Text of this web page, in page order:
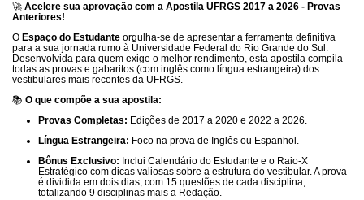
🚀 Acelere sua aprovação com a Apostila UFRGS 2017 a 2026 - Provas
Anteriores!
O Espaço do Estudante orgulha-se de apresentar a ferramenta definitiva
para a sua jornada rumo à Universidade Federal do Rio Grande do Sul.
Desenvolvida para quem exige o melhor rendimento, esta apostila compila
todas as provas e gabaritos (com inglês como língua estrangeira) dos
vestibulares mais recentes da UFRGS.
📚 O que compõe a sua apostila:
Provas Completas: Edições de 2017 a 2020 e 2022 a 2026.
Língua Estrangeira: Foco na prova de Inglês ou Espanhol.
Bônus Exclusivo: Inclui Calendário do Estudante e o Raio-X
Estratégico com dicas valiosas sobre a estrutura do vestibular.A prova
é dividida em dois dias, com 15 questões de cada disciplina,
totalizando 9 disciplinas mais a Redação.